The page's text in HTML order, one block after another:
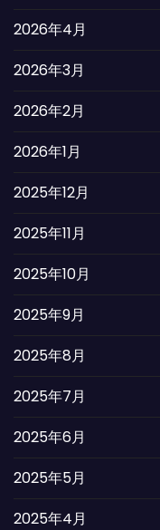
2026年4月
2026年3月
2026年2月
2026年1月
2025年12月
2025年11月
2025年10月
2025年9月
2025年8月
2025年7月
2025年6月
2025年5月
2025年4月